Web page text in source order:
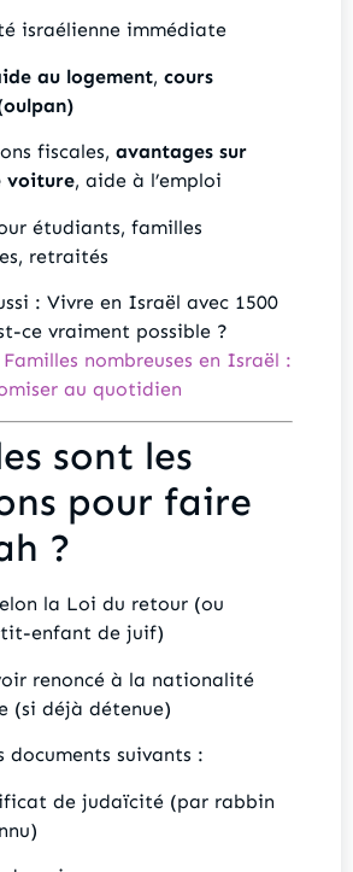
israélienne immédiate
au logement, cours
fiscales, avantages sur
voiture, aide à l’emploi
étudiants, familles
retraités
: Vivre en Israël avec 1500
ce vraiment possible ?
Familles nombreuses en Israël :
au quotidien
sont les
pour faire
?
la Loi du retour (ou
enfant de juif)
renoncé à la nationalité
(si déjà détenue)
documents suivants :
de judaïcité (par rabbin